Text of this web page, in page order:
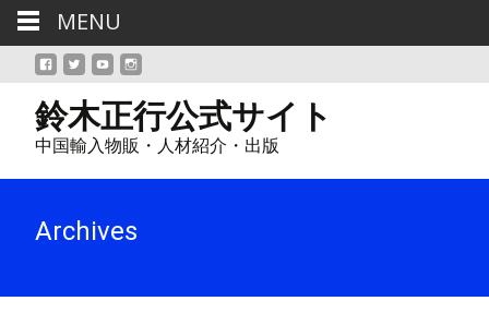
鈴木正行公式サイト
中国輸入物販・人材紹介・出版
Archives
MENU